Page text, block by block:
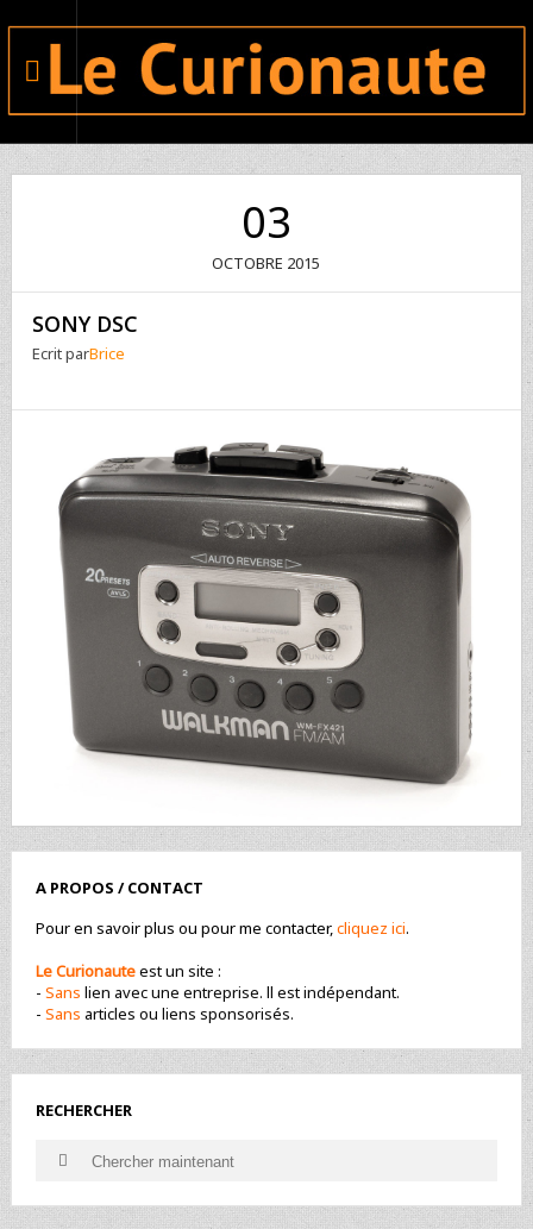
03
OCTOBRE 2015
SONY DSC
Ecrit parBrice
A PROPOS / CONTACT
Pour en savoir plus ou pour me contacter,cliquez ici.
Le Curionauteest un site :
- Sans lien avec une entreprise. ll est indépendant.
- Sans articles ou liens sponsorisés.
RECHERCHER
SearchSearch